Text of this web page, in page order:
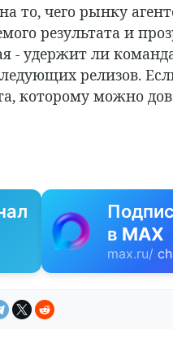
то, чего рынку
результата и
- удержит ли
релизов.
которому можно
в MAX
max.ru/